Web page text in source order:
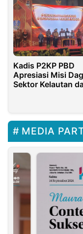
Kadis P2KP PBD
Apresiasi Misi
Sektor Kelautan
MEDIA